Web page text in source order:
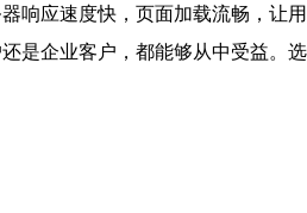
应速度快，页面加载流畅，让
企业客户，都能够从中受益。